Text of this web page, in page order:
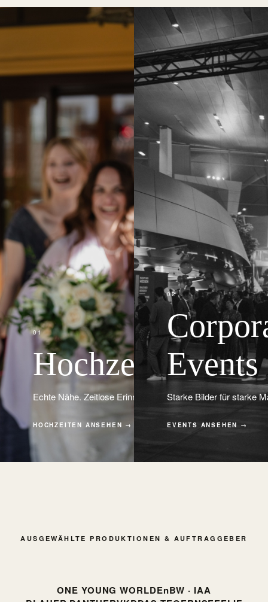
01
Hochzeiten
Echte Nähe. Zeitlose Erinnerungen.
HOCHZEITEN ANSEHEN →
02
Events
Starke Bilder für starke
EVENTS ANSEHEN →
AUSGEWÄHLTE PRODUKTIONEN & AUFTRAGGEBER
ONE YOUNG WORLDEnBW · IAA